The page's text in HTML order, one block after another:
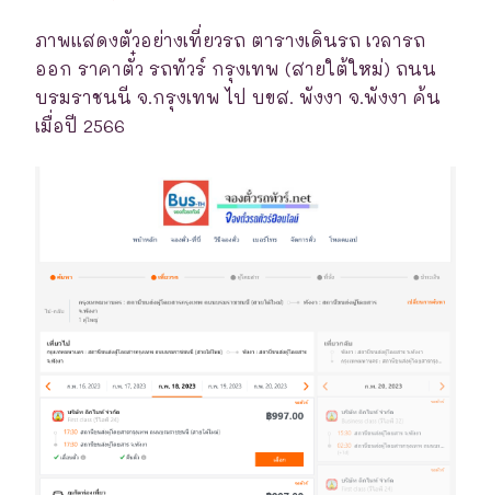
ภาพแสดงตัวอย่างเที่ยวรถ ตารางเดินรถ เวลารถ
ออก ราคาตั๋ว รถทัวร์ กรุงเทพ (สายใต้ใหม่) ถนน
บรมราชนนี จ.กรุงเทพ ไป บขส. พังงา จ.พังงา ค้น
เมื่อปี 2566